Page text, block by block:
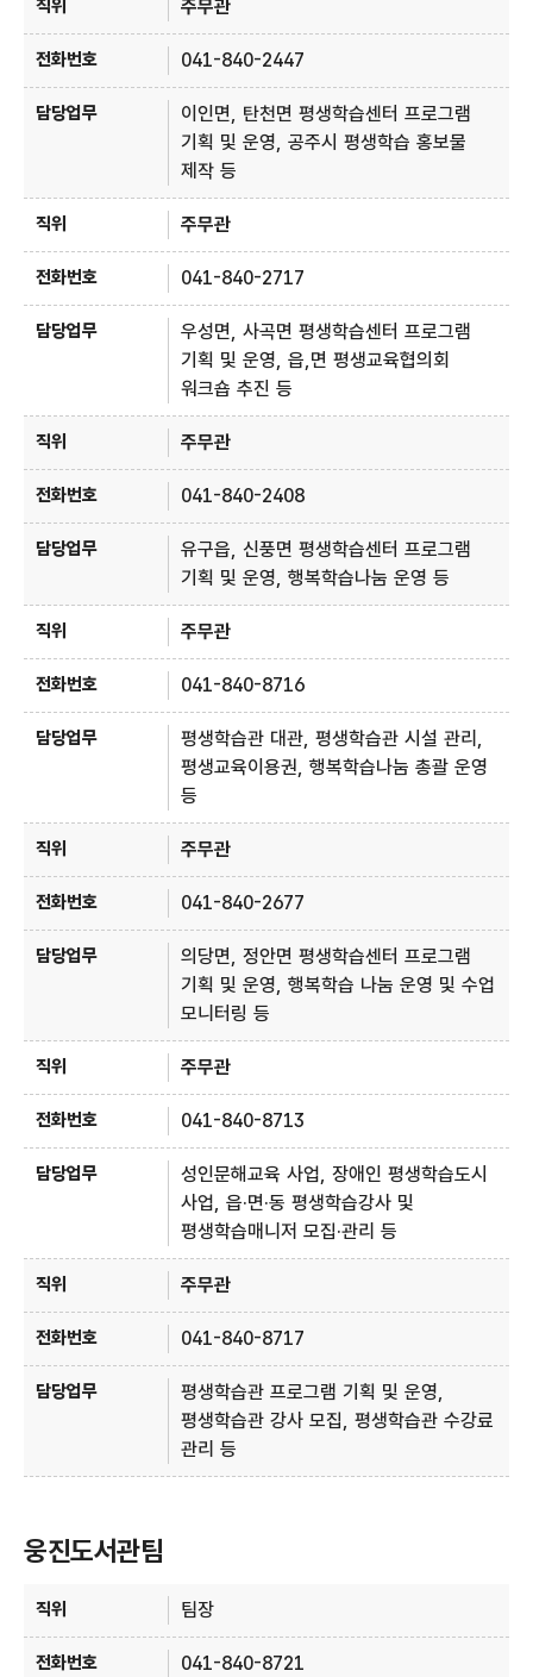
주무관
041-840-2447
이인면, 탄천면 평생학습센터 프로그램
기획 및 운영, 공주시 평생학습 홍보물
제작 등
주무관
041-840-2717
우성면, 사곡면 평생학습센터 프로그램
기획 및 운영, 읍,면 평생교육협의회
워크숍 추진 등
주무관
041-840-2408
유구읍, 신풍면 평생학습센터 프로그램
기획 및 운영, 행복학습나눔 운영 등
주무관
041-840-8716
평생학습관 대관, 평생학습관 시설 관리,
평생교육이용권, 행복학습나눔 총괄 운영
등
주무관
041-840-2677
의당면, 정안면 평생학습센터 프로그램
기획 및 운영, 행복학습 나눔 운영 및 수업
모니터링 등
주무관
041-840-8713
성인문해교육 사업, 장애인 평생학습도시
사업, 읍·면·동 평생학습강사 및
평생학습매니저 모집·관리 등
주무관
041-840-8717
평생학습관 프로그램 기획 및 운영,
평생학습관 강사 모집, 평생학습관 수강료
관리 등
웅진도서관팀
팀장
041-840-8721